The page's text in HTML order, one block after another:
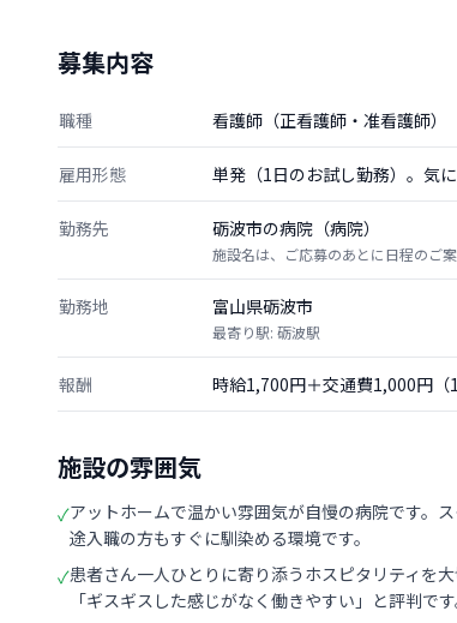
募集内容
職種 看護師（正看護師・准看護師）
雇用形態 単発（1日のお試し勤務）。気
勤務先 砺波市の病院（病院）
施設名は、ご応募のあとに日程のご
勤務地 富山県砺波市
最寄り駅: 砺波駅
報酬 時給1,700円＋交通費1,000円（
施設の雰囲気
✓アットホームで温かい雰囲気が自慢の病院です。
途入職の方もすぐに馴染める環境です。
✓患者さん一人ひとりに寄り添うホスピタリティを
「ギスギスした感じがなく働きやすい」と評判です